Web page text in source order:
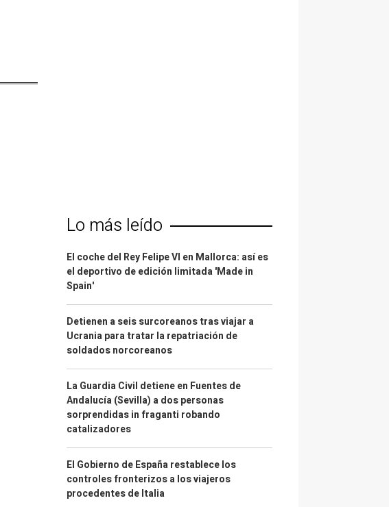
Lo más leído
El coche del Rey Felipe VI en Mallorca: así es
el deportivo de edición limitada 'Made in
Spain'
Detienen a seis surcoreanos tras viajar a
Ucrania para tratar la repatriación de
soldados norcoreanos
La Guardia Civil detiene en Fuentes de
Andalucía (Sevilla) a dos personas
sorprendidas in fraganti robando
catalizadores
El Gobierno de España restablece los
controles fronterizos a los viajeros
procedentes de Italia